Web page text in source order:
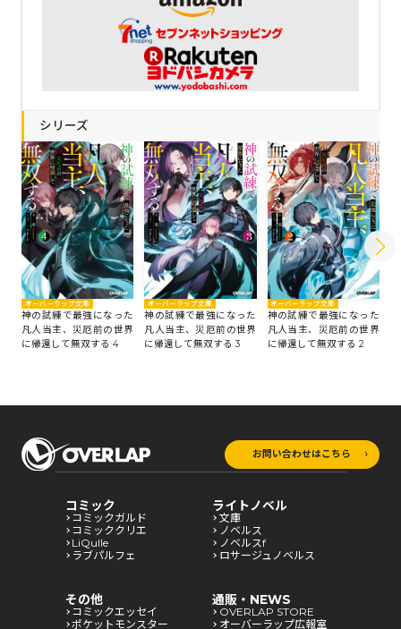
シリーズ
オーバーラップ文庫
神の試練で最強になった
凡人当主、災厄前の世界
に帰還して無双する 4
オーバーラップ文庫
神の試練で最強になった
凡人当主、災厄前の世界
に帰還して無双する 3
オーバーラップ文庫
神の試練で最強になった
凡人当主、災厄前の世界
に帰還して無双する 2
お問い合わせはこちら
コミック
コミックガルド
コミッククリエ
LiQulle
ラブパルフェ
ライトノベル
文庫
ノベルス
ノベルスf
ロサージュノベルス
その他
コミックエッセイ
ポケットモンスター
通販・NEWS
OVERLAP STORE
オーバーラップ広報室